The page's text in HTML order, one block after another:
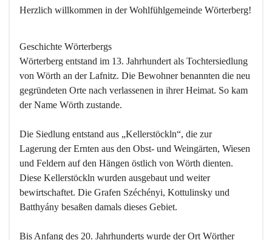
Herzlich willkommen in der Wohlfühlgemeinde Wörterberg!
Geschichte Wörterbergs
Wörterberg entstand im 13. Jahrhundert als Tochtersiedlung
von Wörth an der Lafnitz. Die Bewohner benannten die neu
gegründeten Orte nach verlassenen in ihrer Heimat. So kam
der Name Wörth zustande.
Die Siedlung entstand aus „Kellerstöckln“, die zur
Lagerung der Ernten aus den Obst- und Weingärten, Wiesen
und Feldern auf den Hängen östlich von Wörth dienten.
Diese Kellerstöckln wurden ausgebaut und weiter
bewirtschaftet. Die Grafen Széchényi, Kottulinsky und
Batthyány besaßen damals dieses Gebiet.
Bis Anfang des 20. Jahrhunderts wurde der Ort Wörther